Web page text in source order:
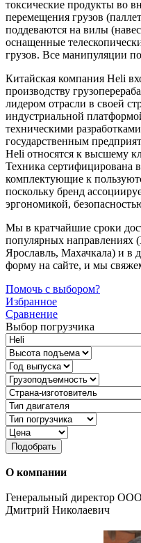
токсические продукты во
перемещения грузов
поддеваются на вилы
оснащенные
грузов. Все манипуляции
Китайская компания Heli
производству
лидером отрасли в своей
индустриальной
техническими
государственным
Heli относятся к высшему
Техника сертифицирована
комплектующие к
поскольку бренд
эргономикой,
Мы в кратчайшие сроки
популярных направлениях
Ярославль, Махачкала) и в
форму на сайте, и мы
Помочь с выбором?
Избранное
Сравнение
Выбор погрузчика
Подобрать
О компании
Генеральный директор
Дмитрий Николаевич